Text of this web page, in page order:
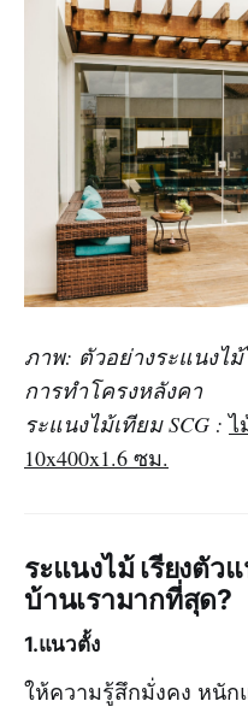
ภาพ: ตัวอย่างระแนงไ
การทำโครงหลังคา
ระแนงไม้เทียม SCG :ไ
10x400x1.6 ซม.
ระแนงไม้ เรียงตัว
บ้านเรามากที่สุด?
1.แนวตั้ง
ให้ความรู้สึกมั่งคง หนั